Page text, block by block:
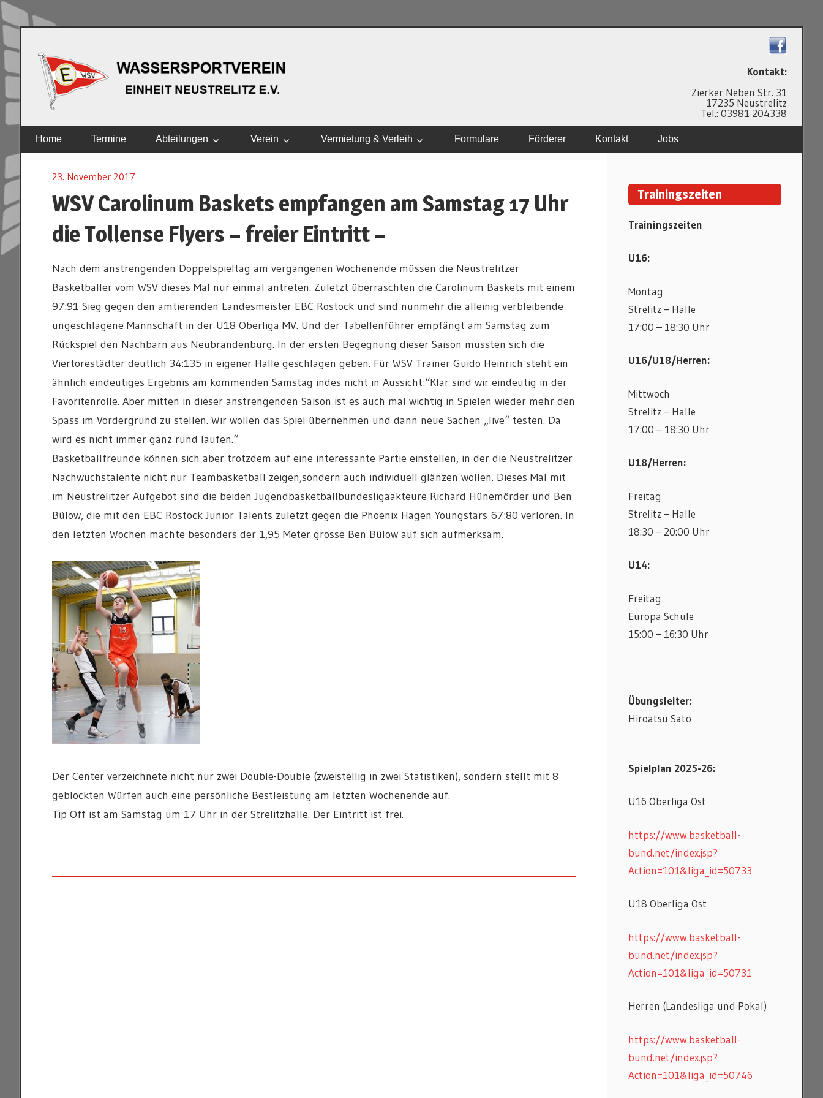
Inhalt
springen
Kontakt:
Zierker Neben Str. 31
17235 Neustrelitz
Tel.: 03981 204338
Home Termine Abteilungen Verein Vermietung & Verleih Formulare Förderer Kontakt Jobs
23. November 2017
WSV Carolinum Baskets empfangen am Samstag 17 Uhr
die Tollense Flyers – freier Eintritt –
Nach dem anstrengenden Doppelspieltag am vergangenen Wochenende müssen die Neustrelitzer
Basketballer vom WSV dieses Mal nur einmal antreten. Zuletzt überraschten die Carolinum Baskets mit einem
97:91 Sieg gegen den amtierenden Landesmeister EBC Rostock und sind nunmehr die alleinig verbleibende
ungeschlagene Mannschaft in der U18 Oberliga MV. Und der Tabellenführer empfängt am Samstag zum
Rückspiel den Nachbarn aus Neubrandenburg. In der ersten Begegnung dieser Saison mussten sich die
Viertorestädter deutlich 34:135 in eigener Halle geschlagen geben. Für WSV Trainer Guido Heinrich steht ein
ähnlich eindeutiges Ergebnis am kommenden Samstag indes nicht in Aussicht:“Klar sind wir eindeutig in der
Favoritenrolle. Aber mitten in dieser anstrengenden Saison ist es auch mal wichtig in Spielen wieder mehr den
Spass im Vordergrund zu stellen. Wir wollen das Spiel übernehmen und dann neue Sachen „live“ testen. Da
wird es nicht immer ganz rund laufen.“
Basketballfreunde können sich aber trotzdem auf eine interessante Partie einstellen, in der die Neustrelitzer
Nachwuchstalente nicht nur Teambasketball zeigen,sondern auch individuell glänzen wollen. Dieses Mal mit
im Neustrelitzer Aufgebot sind die beiden Jugendbasketballbundesligaakteure Richard Hünemörder und Ben
Bülow, die mit den EBC Rostock Junior Talents zuletzt gegen die Phoenix Hagen Youngstars 67:80 verloren. In
den letzten Wochen machte besonders der 1,95 Meter grosse Ben Bülow auf sich aufmerksam.
Der Center verzeichnete nicht nur zwei Double-Double (zweistellig in zwei Statistiken), sondern stellt mit 8
geblockten Würfen auch eine persönliche Bestleistung am letzten Wochenende auf.
Tip Off ist am Samstag um 17 Uhr in der Strelitzhalle. Der Eintritt ist frei.
Trainingszeiten
Trainingszeiten
U16:
Montag
Strelitz – Halle
17:00 – 18:30 Uhr
U16/U18/Herren:
Mittwoch
Strelitz – Halle
17:00 – 18:30 Uhr
U18/Herren:
Freitag
Strelitz – Halle
18:30 – 20:00 Uhr
U14:
Freitag
Europa Schule
15:00 – 16:30 Uhr
Übungsleiter:
Hiroatsu Sato
Spielplan 2025-26:
U16 Oberliga Ost
https://www.basketball-
bund.net/index.jsp?
Action=101&liga_id=50733
U18 Oberliga Ost
https://www.basketball-
bund.net/index.jsp?
Action=101&liga_id=50731
Herren (Landesliga und Pokal)
https://www.basketball-
bund.net/index.jsp?
Action=101&liga_id=50746